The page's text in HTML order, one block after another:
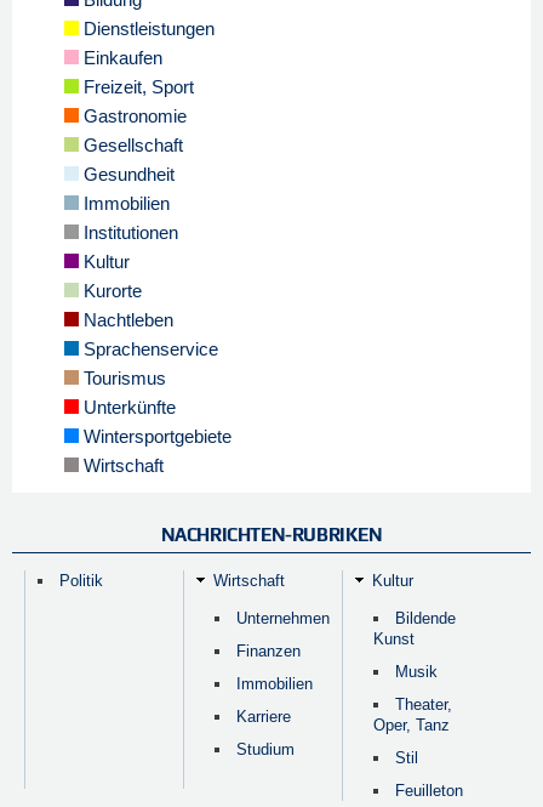
Dienstleistungen
Einkaufen
Freizeit, Sport
Gastronomie
Gesellschaft
Gesundheit
Immobilien
Institutionen
Kultur
Kurorte
Nachtleben
Sprachenservice
Tourismus
Unterkünfte
Wintersportgebiete
Wirtschaft
NACHRICHTEN-RUBRIKEN
Politik Wirtschaft
Unternehmen
Finanzen
Immobilien
Karriere
Studium
Kultur
Bildende
Kunst
Musik
Theater,
Oper, Tanz
Stil
Feuilleton